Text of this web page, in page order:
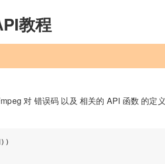
教程
对 错误码 以及 相关的 API 函数 的定义